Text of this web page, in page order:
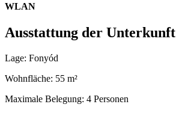
WLAN
Ausstattung der Unterkunft
Lage: Fonyód
Wohnfläche: 55 m²
Maximale Belegung: 4 Personen